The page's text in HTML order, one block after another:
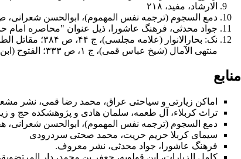
الارشاد، مفید، ۲۱۸
دمع السجوم (ترجمه نفس المهموم)، ابوالحسن شعرانی، ص160 تا
جواد محدثى، فرهنگ عاشورا، ذیل عنوان "محاصره امام
منتهی الآمال (شیخ عباس قمی)، ج ۱، ص ۳۳۳؛ الفتوح (ابن اعثم کوفی)، ص ۸۸۵.
منابع
اماکن زیارتی و سیاحتی عراق، محمد رضا قمی، نشر
تراث کربلاء، آل طعمه، سلمان هادی و پژوهشكده حج و زيارت،
دمع السجوم (ترجمه نفس المهموم‏)، ابوالحسن شعرانی، هجرت،
سیمای کربلا حریم حریت، محمد صحتی سردرودی
فرهنگ عاشورا ، جواد محدثى، نشر معروف.
كامل الزيارات‏، ابن قولويه، جعفر بن محمد، دار المرتضوية،